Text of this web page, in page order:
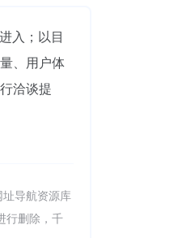
入；以目
、用户体
洽谈提
导航资源库
行删除，千